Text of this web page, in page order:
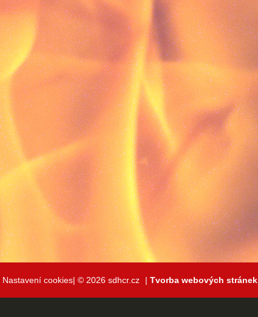
Nastavení cookies| © 2026 sdhcr.cz | Tvorba webových stránek